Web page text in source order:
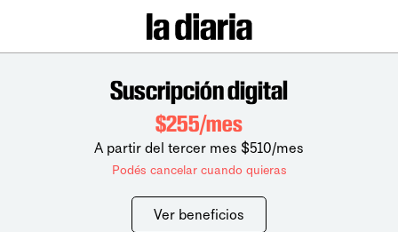
Suscripción digital
$255/mes
A partir del tercer mes $510/mes
Podés cancelar cuando quieras
Ver beneficios